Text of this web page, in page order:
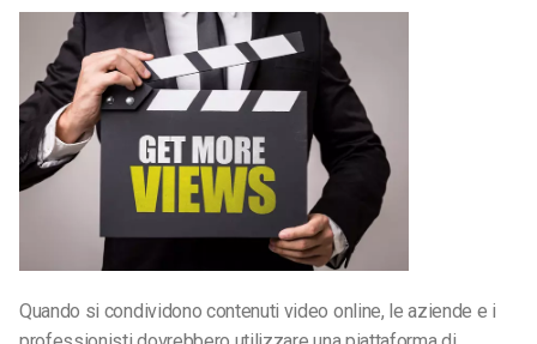
Quando si condividono contenuti video online, le aziende e i